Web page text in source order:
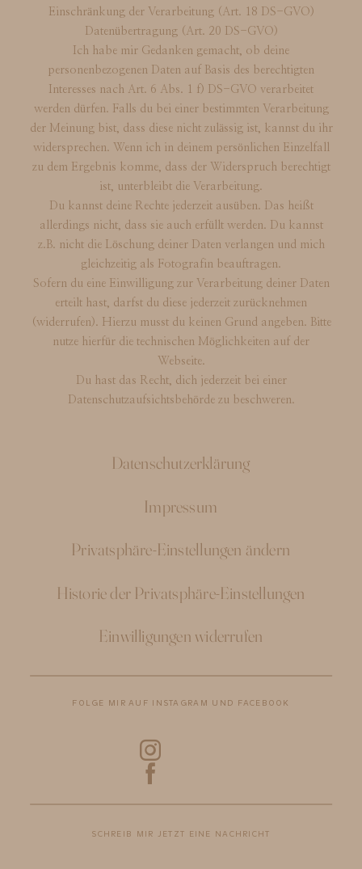
Einschränkung der Verarbeitung (Art. 18 DS-GVO)
Datenübertragung (Art. 20 DS-GVO)
Ich habe mir Gedanken gemacht, ob deine
personenbezogenen Daten auf Basis des berechtigten
Interesses nach Art. 6 Abs. 1 f) DS-GVO verarbeitet
werden dürfen. Falls du bei einer bestimmten Verarbeitung
der Meinung bist, dass diese nicht zulässig ist, kannst du ihr
widersprechen. Wenn ich in deinem persönlichen Einzelfall
zu dem Ergebnis komme, dass der Widerspruch berechtigt
ist, unterbleibt die Verarbeitung.
Du kannst deine Rechte jederzeit ausüben. Das heißt
allerdings nicht, dass sie auch erfüllt werden. Du kannst
z.B. nicht die Löschung deiner Daten verlangen und mich
gleichzeitig als Fotografin beauftragen.
Sofern du eine Einwilligung zur Verarbeitung deiner Daten
erteilt hast, darfst du diese jederzeit zurücknehmen
(widerrufen). Hierzu musst du keinen Grund angeben. Bitte
nutze hierfür die technischen Möglichkeiten auf der
Webseite.
Du hast das Recht, dich jederzeit bei einer
Datenschutzaufsichtsbehörde zu beschweren.
Datenschutzerklärung
Impressum
Privatsphäre-Einstellungen ändern
Historie der Privatsphäre-Einstellungen
Einwilligungen widerrufen
SCHREIB MIR JETZT EINE NACHRICHT
FOLGE MIR AUF INSTAGRAM UND FACEBOOK